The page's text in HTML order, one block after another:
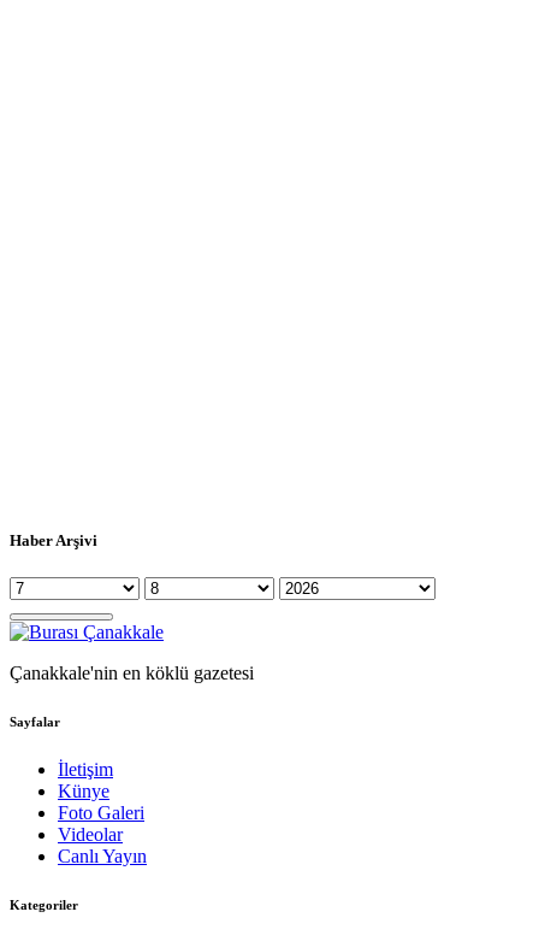
Haber Arşivi
Çanakkale'nin en köklü gazetesi
Sayfalar
İletişim
Künye
Foto Galeri
Videolar
Canlı Yayın
Kategoriler